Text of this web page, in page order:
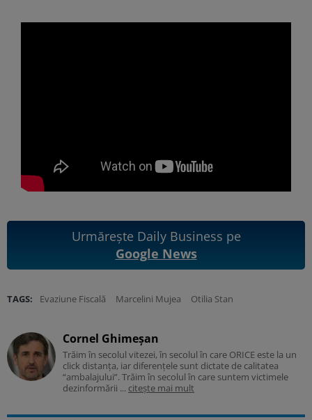
Urmărește Daily Business pe
Google News
TAGS: Evaziune Fiscală Marcelini Mujea Otilia Stan
Cornel Ghimeșan
Trăim în secolul vitezei, în secolul în care ORICE este la un
click distanța, iar diferențele sunt dictate de calitatea
“ambalajului”. Trăim în secolul în care suntem victimele
dezinformării ... citește mai mult